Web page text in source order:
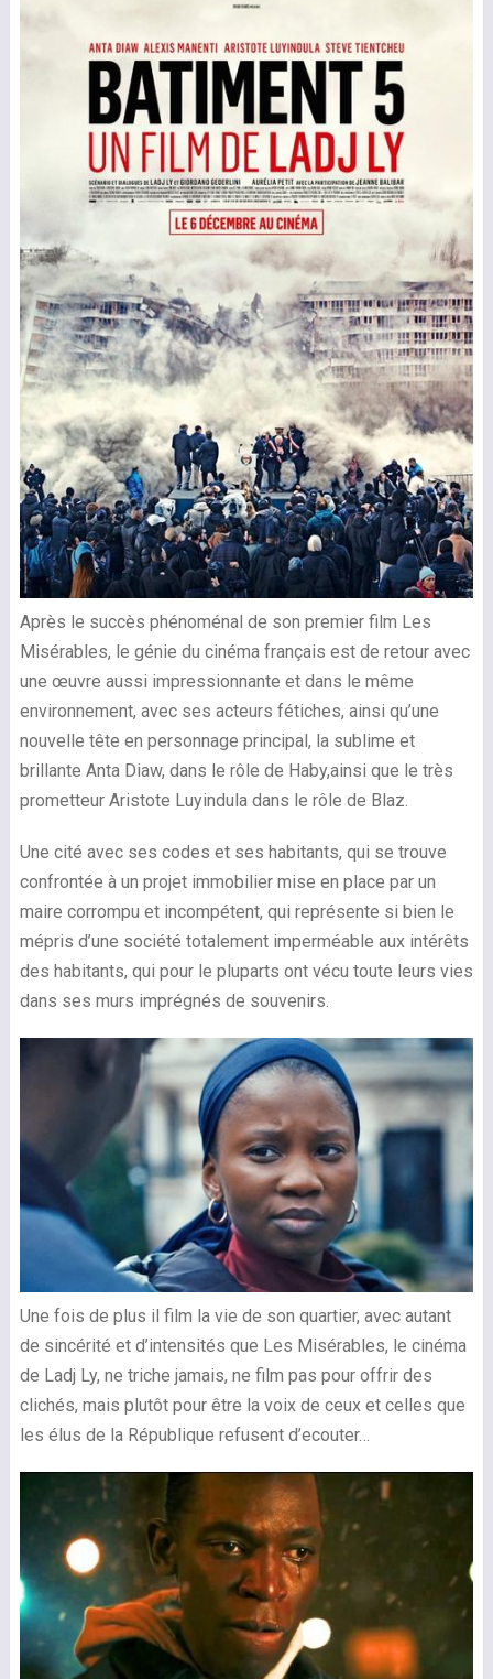
Après le succès phénoménal de son premier film Les
Misérables, le génie du cinéma français est de retour avec
une œuvre aussi impressionnante et dans le même
environnement, avec ses acteurs fétiches, ainsi qu’une
nouvelle tête en personnage principal, la sublime et
brillante Anta Diaw, dans le rôle de Haby,ainsi que le très
prometteur Aristote Luyindula dans le rôle de Blaz.
Une cité avec ses codes et ses habitants, qui se trouve
confrontée à un projet immobilier mise en place par un
maire corrompu et incompétent, qui représente si bien le
mépris d’une société totalement imperméable aux intérêts
des habitants, qui pour le pluparts ont vécu toute leurs vies
dans ses murs imprégnés de souvenirs.
Une fois de plus il film la vie de son quartier, avec autant
de sincérité et d’intensités que Les Misérables, le cinéma
de Ladj Ly, ne triche jamais, ne film pas pour offrir des
clichés, mais plutôt pour être la voix de ceux et celles que
les élus de la République refusent d’ecouter…